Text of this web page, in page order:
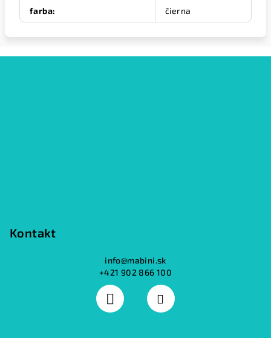
farba: čierna
Kontakt
info@mabini.sk
+421 902 866 100